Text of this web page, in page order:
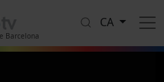
Barcelona
CA